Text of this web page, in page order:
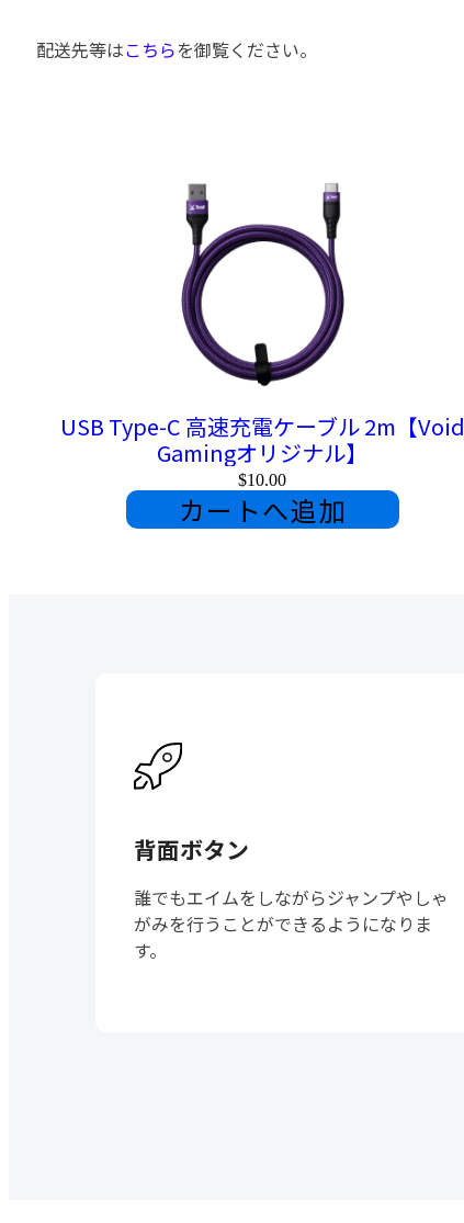
配送先等はこちらを御覧ください。
USB Type-C 高速充電ケーブル 2m【Void
Gamingオリジナル】
$10.00
カートへ追加
背面ボタン
誰でもエイムをしながらジャンプやしゃ
がみを行うことができるようになりま
す。